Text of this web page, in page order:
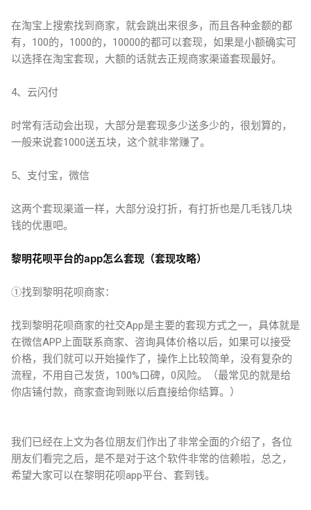
在淘宝上搜索找到商家，就会跳出来很多，而且各种金额的都
有，100的，1000的，10000的都可以套现，如果是小额确实可
以选择在淘宝套现，大额的话就去正规商家渠道套现最好。
4、云闪付
时常有活动会出现，大部分是套现多少送多少的，很划算的，
一般来说套1000送五块，这个就非常赚了。
5、支付宝，微信
这两个套现渠道一样，大部分没打折，有打折也是几毛钱几块
钱的优惠吧。
黎明花呗平台的app怎么套现（套现攻略）
①找到黎明花呗商家：
找到黎明花呗商家的社交App是主要的套现方式之一，具体就是
在微信APP上面联系商家、咨询具体价格以后，如果可以接受
价格，我们就可以开始操作了，操作上比较简单，没有复杂的
流程，不用自己发货，100%口碑，0风险。（最常见的就是给
你店铺付款，商家查询到账以后直接给你结算。）
我们已经在上文为各位朋友们作出了非常全面的介绍了，各位
朋友们看完之后，是不是对于这个软件非常的信赖啦，总之，
希望大家可以在黎明花呗app平台、套到钱。